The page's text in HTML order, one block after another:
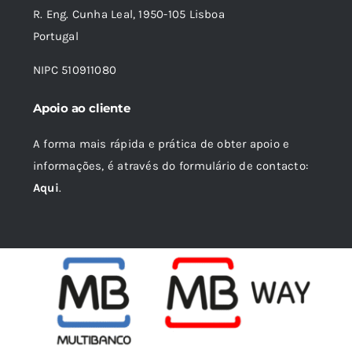
R. Eng. Cunha Leal, 1950-105 Lisboa
Portugal
NIPC 510911080
Apoio ao cliente
A forma mais rápida e prática de obter apoio e
informações, é através do formulário de contacto:
Aqui.